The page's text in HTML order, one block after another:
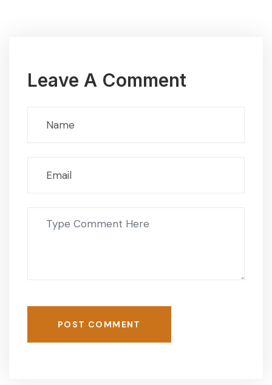
Leave A Comment
POST COMMENT